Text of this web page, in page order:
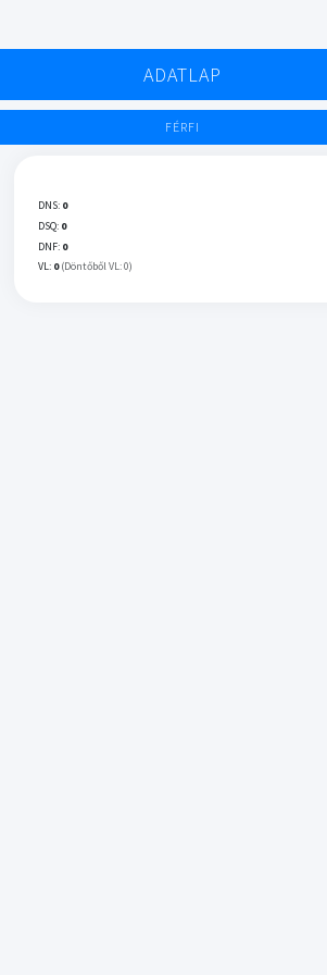
ADATLAP
FÉRFI
DNS: 0
DSQ: 0
DNF: 0
VL: 0 (Döntőből VL: 0)